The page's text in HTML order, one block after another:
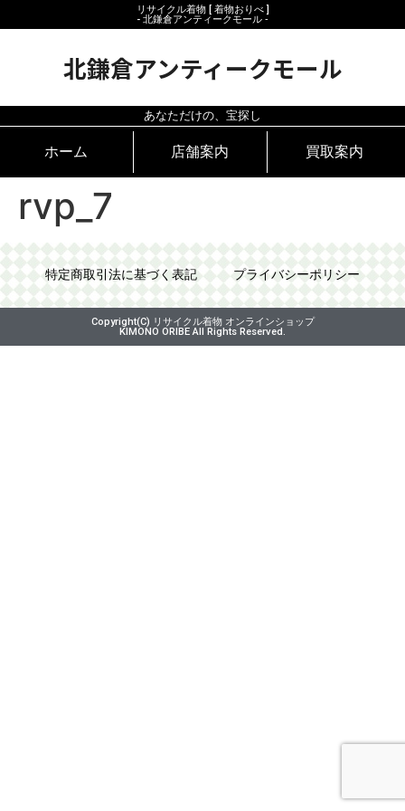
リサイクル着物 [ 着物おりべ ]
- 北鎌倉アンティークモール ‐
北鎌倉アンティークモール
あなただけの、宝探し
ホーム 店舗案内 買取案内
rvp_7
特定商取引法に基づく表記 プライバシーポリシー
Copyright(C) リサイクル着物 オンラインショップ
KIMONO ORIBE All Rights Reserved.